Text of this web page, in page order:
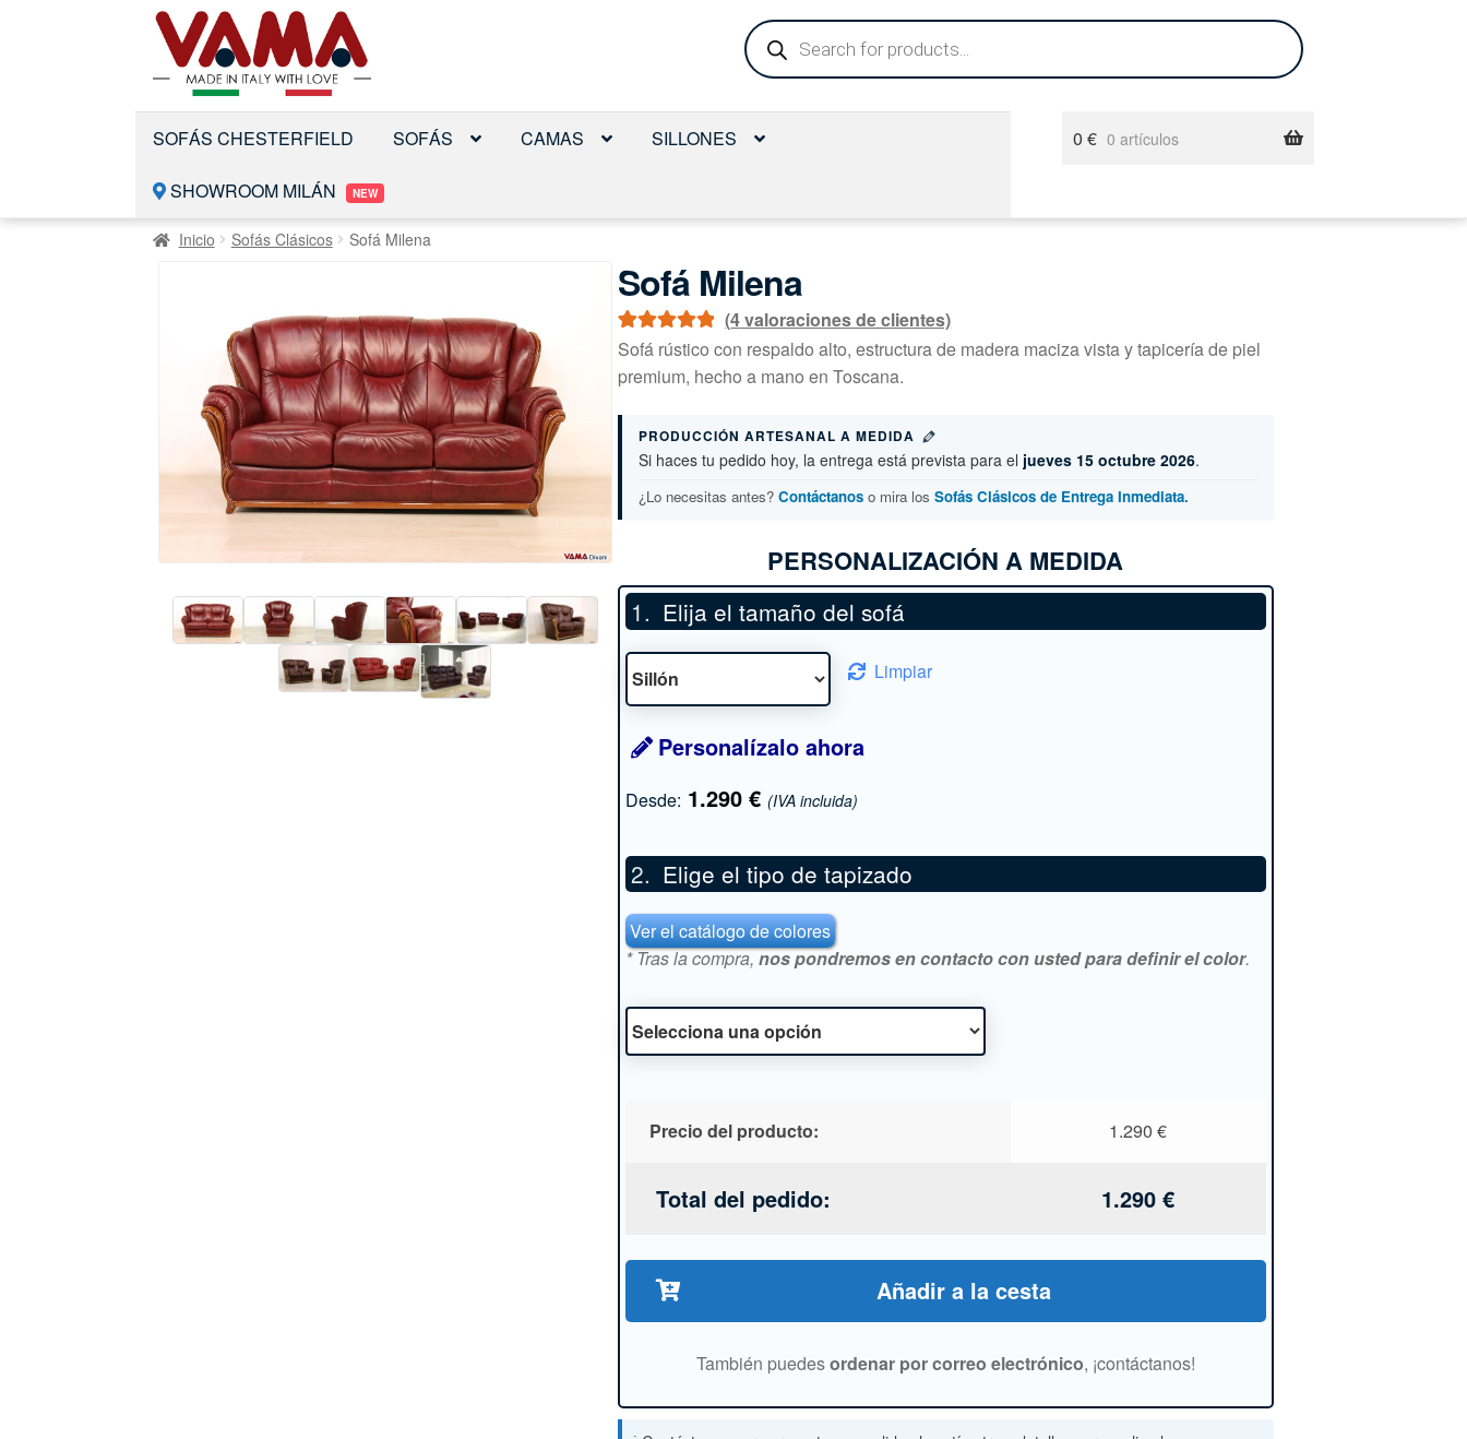
Saltar
la
navegación
Ir
al
contenido
Búsqueda
de
productos
SOFÁS CHESTERFIELD SOFÁS CAMAS SILLONES
SHOWROOM MILÁN NEW
0 € 0 artículos
Inicio Sofás Clásicos Sofá Milena
Sofá Milena
Valorado con
5.00de 5 en
4
de clientes
(4valoraciones de clientes)
Sofá rústico con respaldo alto, estructura de madera maciza vista y tapicería de piel
premium, hecho a mano en Toscana.
PRODUCCIÓN ARTESANAL A MEDIDA
Si haces tu pedido hoy, la entrega está prevista para el jueves 15 octubre 2026.
¿Lo necesitas antes? Contáctanoso mira los Sofás Clásicos de Entrega Inmediata.
PERSONALIZACIÓN A MEDIDA
Elija el tamaño del sofá
Limpiar
Personalízalo ahora
Desde: 1.290 € (IVA incluida)
Elige el tipo de tapizado
Ver el catálogo de colores
* Tras la compra,nos pondremos en contacto con usted para definir el color.
Precio del producto: 1.290€
Total del pedido: 1.290€
Añadir a la cesta
También puedesordenar por correo electrónico, ¡contáctanos!